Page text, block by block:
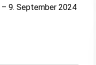
– 9. September 2024